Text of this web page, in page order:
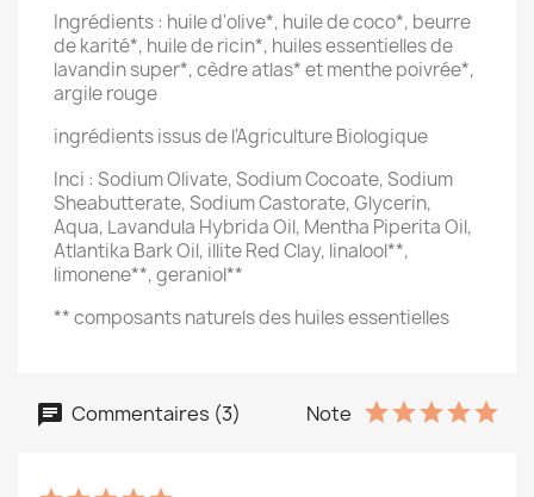
Ingrédients : huile d'olive*, huile de coco*, beurre
de karité*, huile de ricin*, huiles essentielles de
lavandin super*, cèdre atlas* et menthe poivrée*,
argile rouge
ingrédients issus de l'Agriculture Biologique
Inci : Sodium Olivate, Sodium Cocoate, Sodium
Sheabutterate, Sodium Castorate, Glycerin,
Aqua, Lavandula Hybrida Oil, Mentha Piperita Oil,
Atlantika Bark Oil, illite Red Clay, linalool**,
limonene**, geraniol**
** composants naturels des huiles essentielles
Commentaires (3) Note